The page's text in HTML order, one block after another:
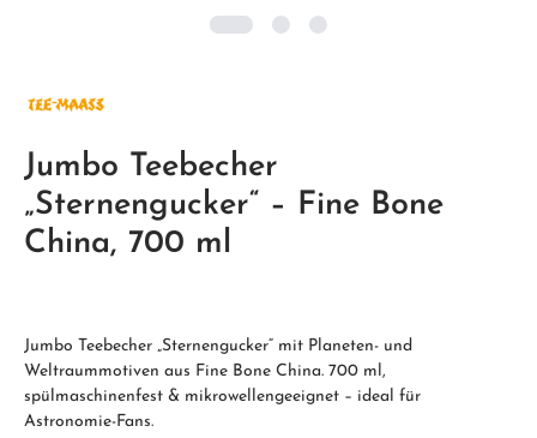
Jumbo Teebecher
„Sternengucker“ – Fine Bone
China, 700 ml
Jumbo Teebecher „Sternengucker“ mit Planeten- und
Weltraummotiven aus Fine Bone China. 700 ml,
spülmaschinenfest & mikrowellengeeignet – ideal für
Astronomie-Fans.